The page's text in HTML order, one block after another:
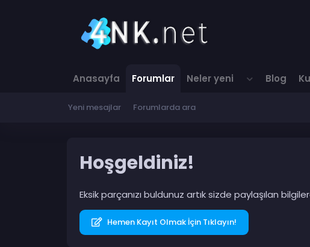
Anasayfa Forumlar Neler yeni Blog
Yeni mesajlar Forumlarda ara
Hoşgeldiniz!
Eksik parçanızı buldunuz artık sizde paylaşılan
Hemen Kayıt Olmak İçin Tıklayın!